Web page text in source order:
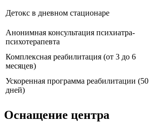
Детокс в дневном стационаре
Анонимная консультация психиатра-
психотерапевта
Комплексная реабилитация (от 3 до 6
месяцев)
Ускоренная программа реабилитации (50
дней)
Оснащение центра